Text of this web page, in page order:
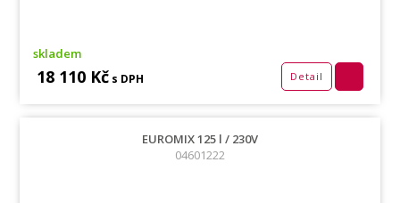
skladem
18 110 Kč s DPH Detail
EUROMIX 125 l / 230V
04601222